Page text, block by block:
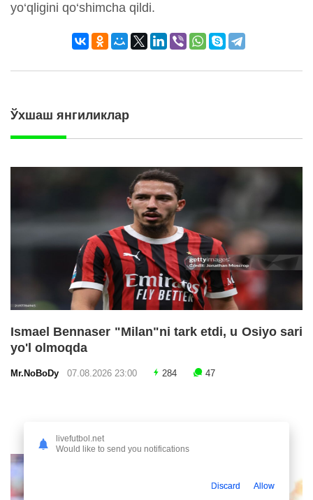
yo‘qligini qo‘shimcha qildi.
Ўхшаш янгиликлар
Ismael Bennaser "Milan"ni tark etdi, u Osiyo sari
yo'l olmoqda
Mr.NoBoDy 07.08.2026 23:00 284 47
livefutbol.net
Would like to send you notifications
Discard Allow